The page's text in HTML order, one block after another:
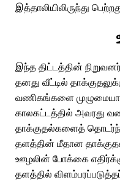
இத்தாலியிலிருந்து
இந்த திட்டத்தின்
தனது வீட்டில்
வணிகங்களை
காலகட்டத்தில் அவரது
தாக்குதல்களைத்
தளத்தின் மீதான
ஊழலின் போக்கை
தளத்தில்